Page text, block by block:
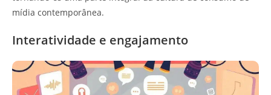
mídia contemporânea.
Interatividade e engajamento